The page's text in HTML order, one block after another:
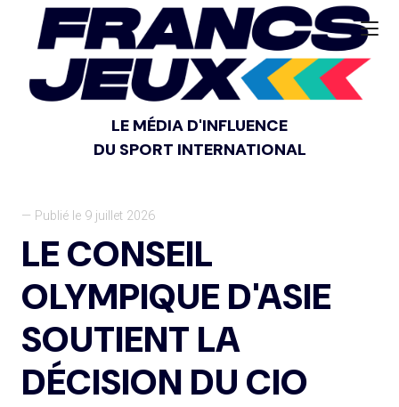
LE MÉDIA D'INFLUENCE
DU SPORT INTERNATIONAL
— Publié le 9 juillet 2026
LE CONSEIL
OLYMPIQUE D'ASIE
SOUTIENT LA
DÉCISION DU CIO